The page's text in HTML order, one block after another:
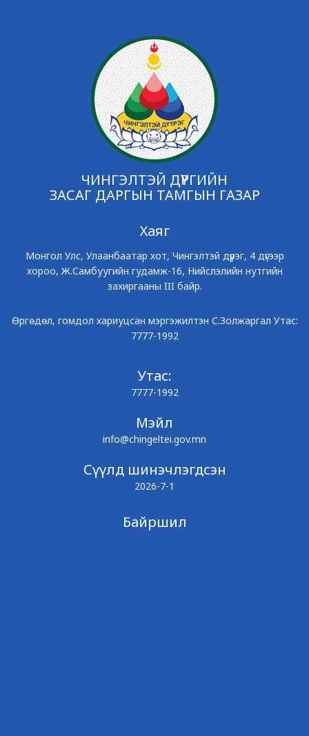
ЧИНГЭЛТЭЙ ДҮҮРГИЙН
ЗАСАГ ДАРГЫН ТАМГЫН ГАЗАР
Хаяг
Монгол Улс, Улаанбаатар хот, Чингэлтэй дүүрэг, 4 дүгээр
хороо, Ж.Самбуугийн гудамж-16, Нийслэлийн нутгийн
захиргааны III байр.
Өргөдөл, гомдол хариуцсан мэргэжилтэн С.Золжаргал Утас:
7777-1992
Утас:
7777-1992
Мэйл
info@chingeltei.gov.mn
Сүүлд шинэчлэгдсэн
2026-7-1
Байршил